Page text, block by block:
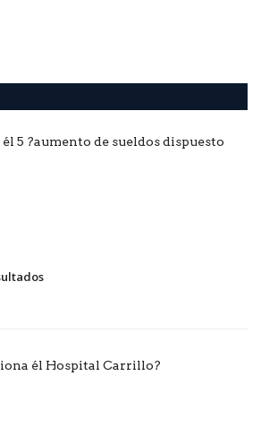
5 ?aumento de sueldos dispuesto
él Hospital Carrillo?